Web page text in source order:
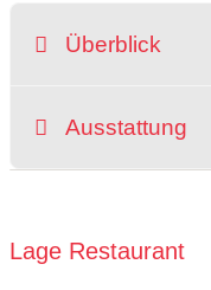
Überblick
Ausstattung
Lage Restaurant